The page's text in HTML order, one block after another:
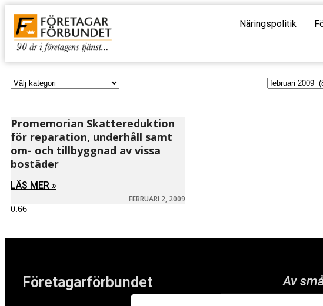
Näringspolitik
Promemorian Skattereduktion
för reparation, underhåll samt
om- och tillbyggnad av vissa
bostäder
LÄS MER »
FEBRUARI 2, 2009
Företagarförbundet Av